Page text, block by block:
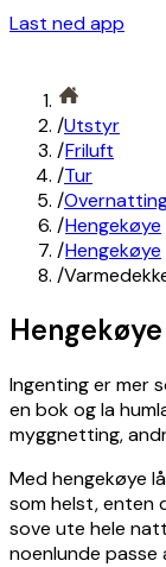
Last ned app
/Utstyr
/Friluft
/Tur
/
/Hengekøye
/Hengekøye
/
Hengekøye
Ingenting er mer
en bok og la
myggnetting,
Med hengekøye
som helst, enten
sove ute hele
noenlunde passe